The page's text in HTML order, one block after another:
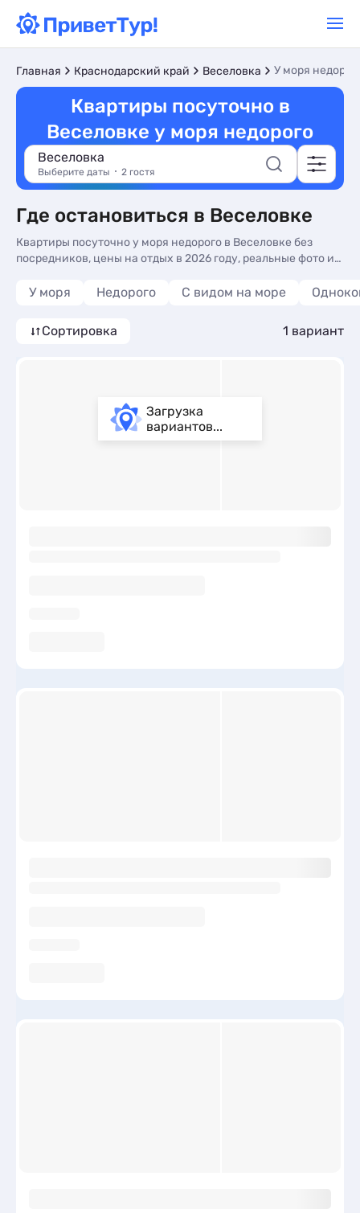
Главная Краснодарский край Веселовка У моря
Квартиры посуточно в
Веселовке у моря недорого
Веселовка
Выберите даты 2 гостя
Где остановиться в Веселовке
Квартиры посуточно у моря недорого в Веселовке без
посредников, цены на отдых в 2026 году, реальные фото и
Веселовке - более 10 вариантов, от 5000 руб, номера с
террасой.
У моря Недорого С видом на море
Сортировка 1 вариант
Загрузка
вариантов...